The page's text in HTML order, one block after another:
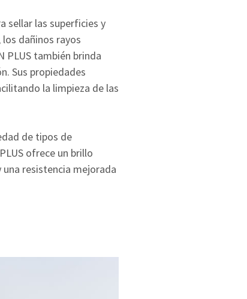
sellar las superficies y
dañinos rayos
PLUS también brinda
Sus propiedades
la limpieza de las
de tipos de
ofrece un brillo
resistencia mejorada